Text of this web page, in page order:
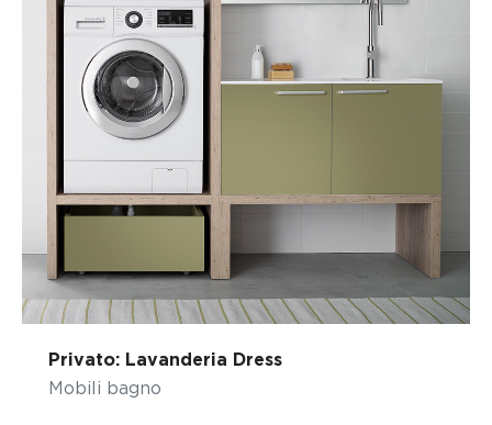
Privato: Lavanderia Dress
Mobili bagno